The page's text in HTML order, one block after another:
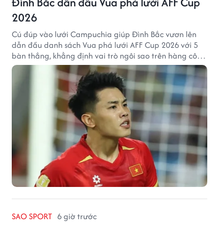
2026
Cú đúp vào lưới Campuchia giúp Đình Bắc vươn lên
dẫn đầu danh sách Vua phá lưới AFF Cup 2026 với 5
bàn thắng, khẳng định vai trò ngôi sao trên hàng công
tuyển Việt Nam.
SAO SPORT 6 giờ trước